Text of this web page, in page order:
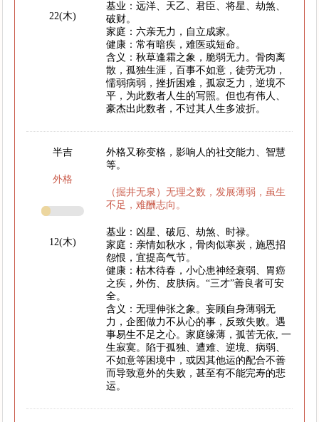
22(木)
基业：远洋、天乙、君臣、将星、劫煞、
破财。
家庭：六亲无力，自立成家。
健康：常有暗疾，难医或短命。
含义：秋草逢霜之象，脆弱无力。骨肉离
散，孤独生涯，百事不如意，徒劳无功，
懦弱病弱，挫折困难，孤寂乏力，逆境不
平，为此数者人生的写照。但也有伟人、
豪杰出此数者，不过其人生多波折。
半吉
外格
12(木)
外格又称变格，影响人的社交能力、智慧
等。
（掘井无泉）无理之数，发展薄弱，虽生
不足，难酬志向。
基业：凶星、破厄、劫煞、时禄。
家庭：亲情如秋水，骨肉似寒炭，施恩招
怨恨，宜提高气节。
健康：枯木待春，小心患神经衰弱、胃癌
之疾，外伤、皮肤病。“三才”善良者可安
全。
含义：无理伸张之象。妄顾自身薄弱无
力，企图做力不从心的事，反致失败。遇
事易生不足之心。家庭缘薄，孤苦无依, 一
生寂寞。陷于孤独、遭难、逆境、病弱、
不如意等困境中，或因其他运的配合不善
而导致意外的失败，甚至有不能完寿的悲
运。